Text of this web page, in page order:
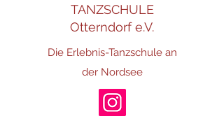
TANZSCHULE
Otterndorf e.V.
Die Erlebnis-Tanzschule an
der Nordsee